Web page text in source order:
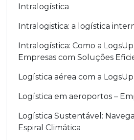
Intralogística
Intralogistica: a logística
Intralogística: Como a
Empresas com Soluções
Logística aérea com a LogsUp
Logística em aeroportos –
Logística Sustentável:
Espiral Climática